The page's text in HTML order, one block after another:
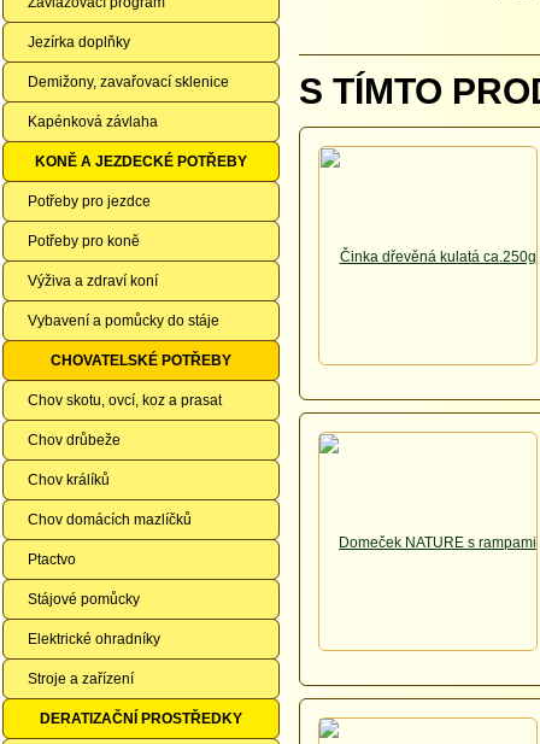
Jezírka doplňky
Demižony, zavařovací sklenice
Kapénková závlaha
KONĚ A JEZDECKÉ POTŘEBY
Potřeby pro jezdce
Potřeby pro koně
Výživa a zdraví koní
Vybavení a pomůcky do stáje
CHOVATELSKÉ POTŘEBY
Chov skotu, ovcí, koz a prasat
Chov drůbeže
Chov králíků
Chov domácích mazlíčků
Ptactvo
Stájové pomůcky
Elektrické ohradníky
Stroje a zařízení
DERATIZAČNÍ PROSTŘEDKY
S TÍMTO